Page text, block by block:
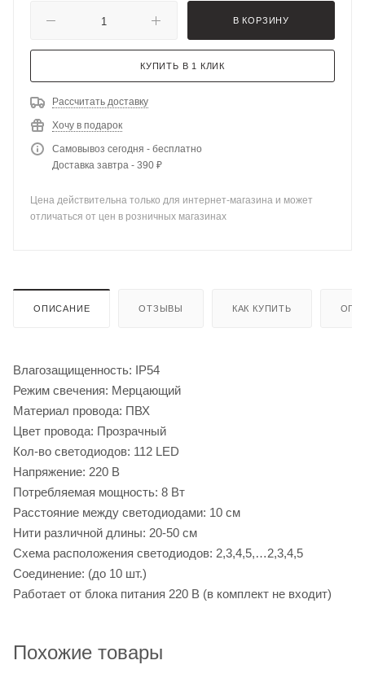
В КОРЗИНУ
КУПИТЬ В 1 КЛИК
Рассчитать доставку
Хочу в подарок
Самовывоз сегодня - бесплатно
Доставка завтра - 390 ₽
Цена действительна только для интернет-магазина и может
отличаться от цен в розничных магазинах
ОПИСАНИЕ ОТЗЫВЫ КАК КУПИТЬ
Влагозащищенность: IP54
Режим свечения: Мерцающий
Материал провода: ПВХ
Цвет провода: Прозрачный
Кол-во светодиодов: 112 LED
Напряжение: 220 В
Потребляемая мощность: 8 Вт
Расстояние между светодиодами: 10 см
Нити различной длины: 20-50 см
Схема расположения светодиодов: 2,3,4,5,…2,3,4,5
Соединение: (до 10 шт.)
Работает от блока питания 220 В (в комплект не входит)
Похожие товары